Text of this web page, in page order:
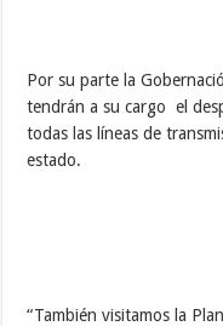
Por su parte la
tendrán a su cargo el
todas las líneas de
estado.
“También visitamos la